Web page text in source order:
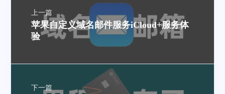
上一篇
苹果自定义域名邮件服务iCloud+服务体
验
下一篇